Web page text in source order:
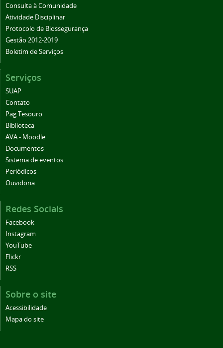
Consulta à Comunidade
Atividade Disciplinar
Protocolo de Biossegurança
Gestão 2012-2019
Boletim de Serviços
Serviços
SUAP
Contato
Pag Tesouro
Biblioteca
AVA - Moodle
Documentos
Sistema de eventos
Periódicos
Ouvidoria
Redes Sociais
Facebook
Instagram
YouTube
Flickr
RSS
Sobre o site
Acessibilidade
Mapa do site